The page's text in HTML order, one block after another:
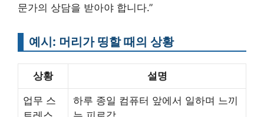
문가의 상담을 받아야 합니다.”
예시: 머리가 띵할 때의 상황
상황 설명
업무 스
하루 종일 컴퓨터 앞에서 일하며 느끼